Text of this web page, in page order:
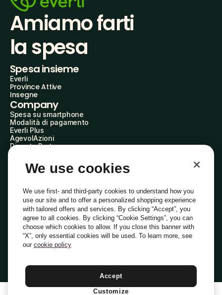
Amiamo farti
la spesa
Spesa insieme
Everli
Province Attive
Insegne
Company
Spesa su smartphone
Modalità di pagamento
Everli Plus
AgevolAzioni
Diventa Partner
Everli Shoppers
About Us
Everli News
Domande frequenti
Lavora con noi
Diventa Shopper
Investitori
PrivacyCookiePreferenze Cookie
Termini e CondizioniCodice Etico
Indirizzo PEC: everli@pec.it - indirizzo DPO: dpo@everli.com
Italiano
We use cookies
We use first- and third-party cookies to understand how you
use our site and to offer a personalized shopping experience
with tailored offers and services. By clicking “Accept”, you
agree to all cookies. By clicking “Cookie Settings”, you can
choose which cookies to allow. If you close this banner with
“X”, only essential cookies will be used. To learn more, see
our cookie policy
Accept
Customize